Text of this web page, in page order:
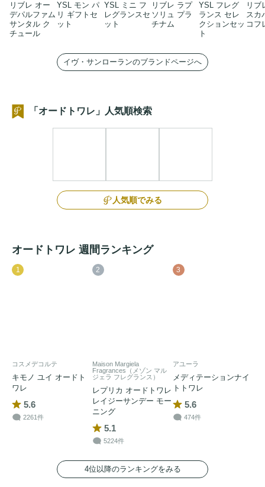
リブレ オー
デパルファム​
サンタル ク
チュール
YSL モン パ
リ ギフトセ
ット
YSL ミニ フ
レグランスセ
ット
リブレ ラプ
ソリュ プラ
チナム
YSL フレグ
ランス セレ
クションセッ
ト
リブ
スカ
コフ
イヴ・サンローランのブランドページへ
「オードトワレ」人気順検索
人気順でみる
オードトワレ 週間ランキング
1
コスメデコルテ
キモノ ユイ オードト
ワレ
5.6
2261件
2
Maison Margiela
Fragrances（メゾン マル
ジェラ フレグランス）
レプリカ オードトワレ
レイジーサンデー モー
ニング
5.1
5224件
3
アユーラ
メディテーションナイ
トトワレ
5.6
474件
4位以降のランキングをみる